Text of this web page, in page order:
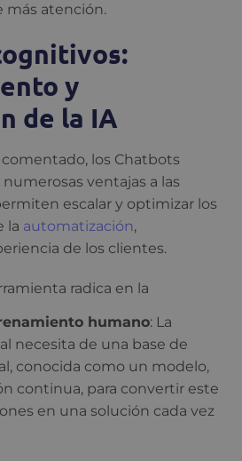
más atención.
y
de la IA
los Chatbots
ventajas a las
escalar y optimizar los
la automatización,
de los clientes.
radica en la
humano: La
necesita de una base de
conocida como un modelo,
continua, para convertir este
en una solución cada vez